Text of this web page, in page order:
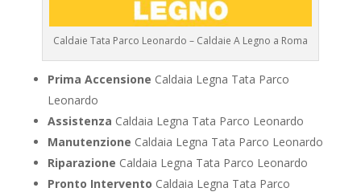
Caldaie Tata Parco Leonardo – Caldaie A Legno a Roma
Prima Accensione Caldaia Legna Tata Parco
Leonardo
Assistenza Caldaia Legna Tata Parco Leonardo
Manutenzione Caldaia Legna Tata Parco Leonardo
Riparazione Caldaia Legna Tata Parco Leonardo
Pronto Intervento Caldaia Legna Tata Parco